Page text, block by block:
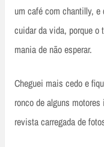
um café com chantilly,
cuidar da vida, porque o
mania de não esperar.
Cheguei mais cedo e
ronco de alguns
revista carregada de